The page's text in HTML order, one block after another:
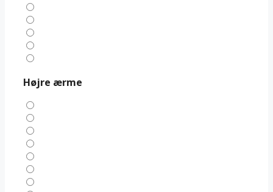
Højre ærme